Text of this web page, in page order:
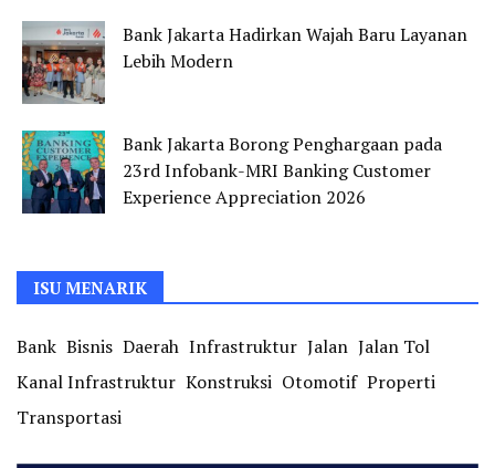
Bank Jakarta Hadirkan Wajah Baru Layanan
Lebih Modern
Bank Jakarta Borong Penghargaan pada
23rd Infobank-MRI Banking Customer
Experience Appreciation 2026
ISU MENARIK
Bank Bisnis Daerah Infrastruktur Jalan Jalan Tol
Kanal Infrastruktur Konstruksi Otomotif Properti
Transportasi